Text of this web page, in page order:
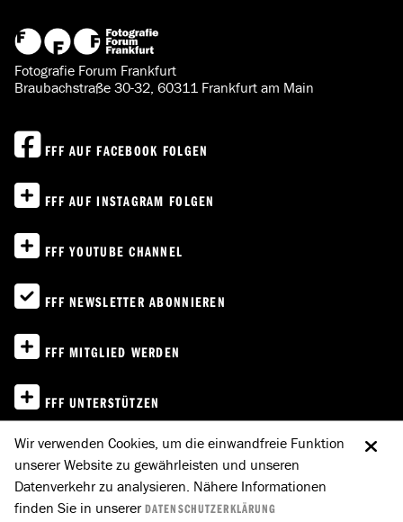
Fotografie Forum Frankfurt
Braubachstraße 30-32, 60311 Frankfurt am Main
FFF AUF FACEBOOK FOLGEN
FFF AUF INSTAGRAM FOLGEN
FFF YOUTUBE CHANNEL
FFF NEWSLETTER ABONNIEREN
FFF MITGLIED WERDEN
FFF UNTERSTÜTZEN
IMPRESSUM
DATENSCHUTZ
Wir verwenden Cookies, um die einwandfreie Funktion
unserer Website zu gewährleisten und unseren
Datenverkehr zu analysieren. Nähere Informationen
finden Sie in unsererDATENSCHUTZERKLÄRUNG